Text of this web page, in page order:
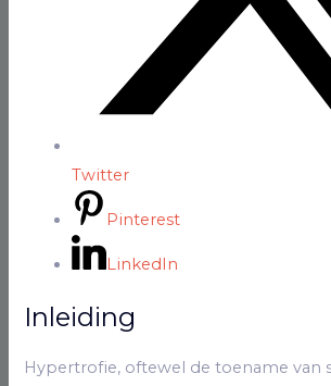
Twitter
Pinterest
LinkedIn
Inleiding
Hypertrofie, oftewel de toename van